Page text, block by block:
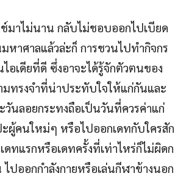
มาไม่นาน กลับไม่ชอบออกไปเบียด
หาศาลแล้วล่ะก็ การชวนไปทำกิจกร
อเดียที่ดี ซึ่งอาจะได้รู้จักตัวตนของ
มทรงจำที่น่าประทับใจให้แก่กันและ
วันลอยกระทงถือเป็นวันที่ควรค่าแก่
ะผู้คนใหม่ๆ หรือไปออกเดทกับใครสัก
ดทแรกหรือเดทครั้งที่เท่าไหร่ก็ไม่ผิดก
ปออกกำลังกายหรือเล่นกีฬาข้างนอก